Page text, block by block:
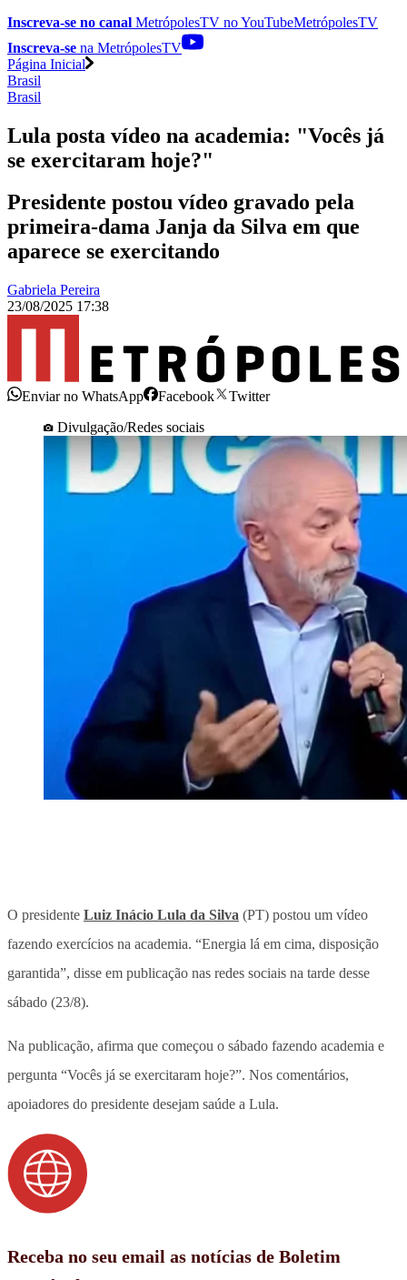
Inscreva-se no canal MetrópolesTV noYouTubeMetrópolesTV
Inscreva-se na MetrópolesTV
Página Inicial
Brasil
Brasil
Lula posta vídeo na academia: "Vocês já
se exercitaram hoje?"
Presidente postou vídeo gravado pela
primeira-dama Janja da Silva em que
aparece se exercitando
Gabriela Pereira
23/08/2025 17:38
Enviar no WhatsApp Facebook
Twitter
Divulgação/Redes sociais
O presidente Luiz Inácio Lula da Silva (PT) postou um vídeo
fazendo exercícios na academia. “Energia lá em cima, disposição
garantida”, disse em publicação nas redes sociais na tarde desse
sábado (23/8).
Na publicação, afirma que começou o sábado fazendo academia e
pergunta “Vocês já se exercitaram hoje?”. Nos comentários,
apoiadores do presidente desejam saúde a Lula.
Receba no seu email as notícias de Boletim